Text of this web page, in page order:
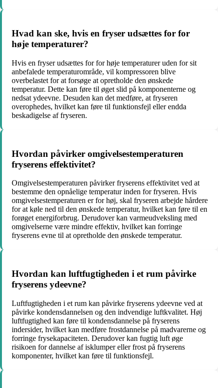
Hvad kan ske, hvis en fryser udsættes for for
høje temperaturer?
Hvis en fryser udsættes for for høje temperaturer uden for sit
anbefalede temperaturområde, vil kompressoren blive
overbelastet for at forsøge at opretholde den ønskede
temperatur. Dette kan føre til øget slid på komponenterne og
nedsat ydeevne. Desuden kan det medføre, at fryseren
overophedes, hvilket kan føre til funktionsfejl eller endda
beskadigelse af fryseren.
Hvordan påvirker omgivelsestemperaturen
fryserens effektivitet?
Omgivelsestemperaturen påvirker fryserens effektivitet ved at
bestemme den opnåelige temperatur inden for fryseren. Hvis
omgivelsestemperaturen er for høj, skal fryseren arbejde hårdere
for at køle ned til den ønskede temperatur, hvilket kan føre til en
forøget energiforbrug. Derudover kan varmeudveksling med
omgivelserne være mindre effektiv, hvilket kan forringe
fryserens evne til at opretholde den ønskede temperatur.
Hvordan kan luftfugtigheden i et rum påvirke
fryserens ydeevne?
Luftfugtigheden i et rum kan påvirke fryserens ydeevne ved at
påvirke kondensdannelsen og den indvendige luftkvalitet. Høj
luftfugtighed kan føre til kondensdannelse på fryserens
indersider, hvilket kan medføre frostdannelse på madvarerne og
forringe frysekapaciteten. Derudover kan fugtig luft øge
risikoen for dannelse af isklumper eller frost på fryserens
komponenter, hvilket kan føre til funktionsfejl.